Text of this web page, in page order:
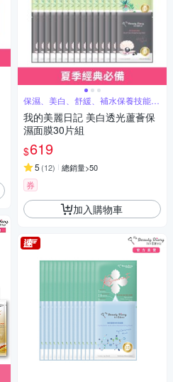
保濕、美白、舒緩、補水保養技能一
組搞定
我的美麗日記 美白透光蘆薈保
濕面膜30片組
$619
5 (12) 總銷量>50
券
加入購物車